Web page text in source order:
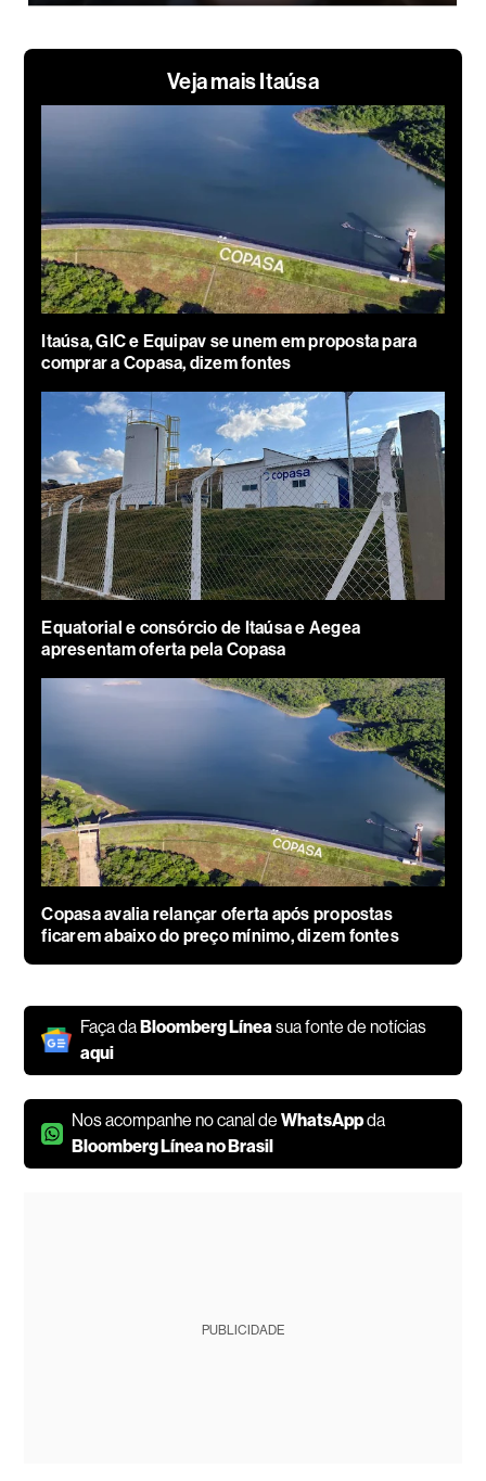
Veja mais Itaúsa
Itaúsa, GIC e Equipav se unem em proposta para
comprar a Copasa, dizem fontes
Equatorial e consórcio de Itaúsa e Aegea
apresentam oferta pela Copasa
Copasa avalia relançar oferta após propostas
ficarem abaixo do preço mínimo, dizem fontes
Faça daBloomberg Línea sua fonte de notícias
aqui
Nos acompanhe no canal deWhatsAppda
Bloomberg Línea no Brasil
PUBLICIDADE